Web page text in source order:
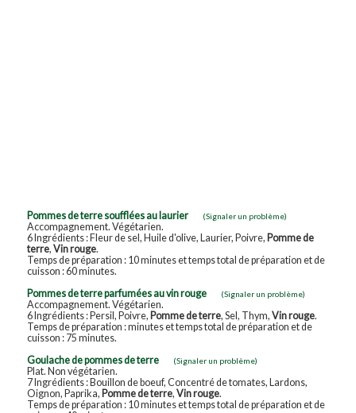
Pommes de terre soufflées au laurier (Signaler un problème)
Accompagnement. Végétarien.
6 Ingrédients : Fleur de sel, Huile d'olive, Laurier, Poivre, Pomme de
terre, Vin rouge.
Temps de préparation : 10 minutes et temps total de préparation et de
cuisson : 60 minutes.
Pommes de terre parfumées au vin rouge
(Signaler un problème)
Accompagnement. Végétarien.
6 Ingrédients : Persil, Poivre, Pomme de terre, Sel, Thym, Vin rouge.
Temps de préparation : minutes et temps total de préparation et de
cuisson : 75 minutes.
Goulache de pommes de terre
(Signaler un problème)
Plat. Non végétarien.
7 Ingrédients : Bouillon de boeuf, Concentré de tomates, Lardons,
Oignon, Paprika, Pomme de terre, Vin rouge.
Temps de préparation : 10 minutes et temps total de préparation et de